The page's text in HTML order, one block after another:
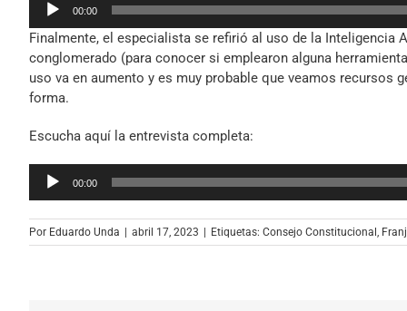
audio
00:00
Finalmente, el especialista se refirió al uso de la
conglomerado (para conocer si emplearon alguna
uso va en aumento y es muy probable que veamos
forma.
Escucha aquí la entrevista completa:
Reproductor
00:00
Por Eduardo Unda abril 17, 2023 Etiquetas: Consejo Constitucional ,